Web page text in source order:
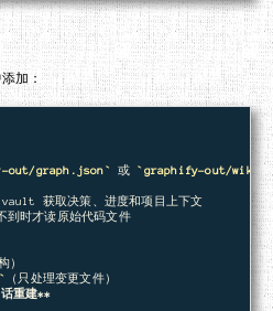
加：
out/graph.json` 或 `graphify-out/wiki/
到时才读原始代码文件
重建**